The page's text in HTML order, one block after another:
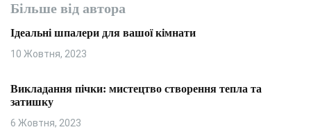
Більше від автора
Ідеальні шпалери для вашої кімнати
10 Жовтня, 2023
Викладання пічки: мистецтво створення тепла та
затишку
6 Жовтня, 2023